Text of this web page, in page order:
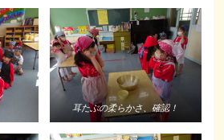
耳たぶの柔らかさ、確認！